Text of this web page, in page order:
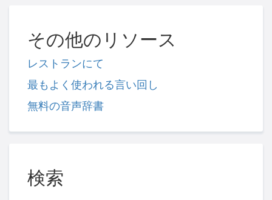
その他のリソース
レストランにて
最もよく使われる言い回し
無料の音声辞書
検索